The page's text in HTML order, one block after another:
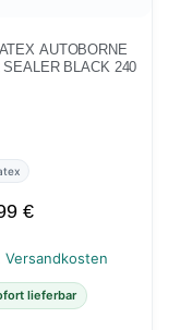
AUTOBORNE
SEALER BLACK 240
€
Versandkosten
lieferbar